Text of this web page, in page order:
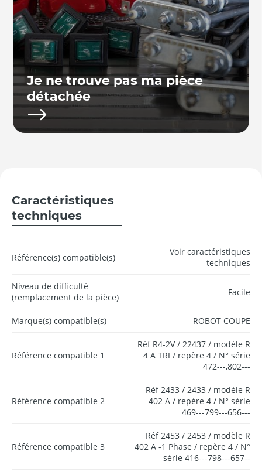
Je ne trouve pas ma pièce
détachée
Caractéristiques
techniques
Référence(s) compatible(s)
Voir caractéristiques
techniques
Niveau de difficulté
(remplacement de la pièce)
Facile
Marque(s) compatible(s) ROBOT COUPE
Référence compatible 1
Réf R4-2V / 22437 / modèle R
4 A TRI / repère 4 / N° série
472---,802---
Référence compatible 2
Réf 2433 / 2433 / modèle R
402 A / repère 4 / N° série
469---799---656---
Référence compatible 3
Réf 2453 / 2453 / modèle R
402 A -1 Phase / repère 4 / N°
série 416---798---657--